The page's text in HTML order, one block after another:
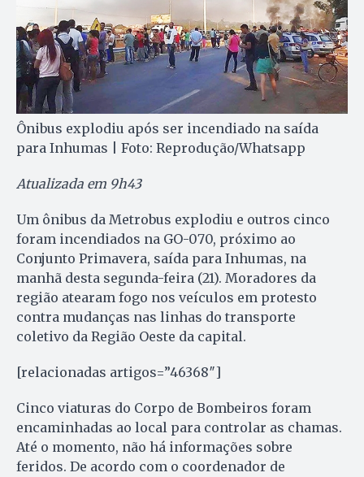
Ônibus explodiu após ser incendiado na saída
para Inhumas | Foto: Reprodução/Whatsapp
Atualizada em 9h43
Um ônibus da Metrobus explodiu e outros cinco
foram incendiados na GO-070, próximo ao
Conjunto Primavera, saída para Inhumas, na
manhã desta segunda-feira (21). Moradores da
região atearam fogo nos veículos em protesto
contra mudanças nas linhas do transporte
coletivo da Região Oeste da capital.
[relacionadas artigos=”46368″]
Cinco viaturas do Corpo de Bombeiros foram
encaminhadas ao local para controlar as chamas.
Até o momento, não há informações sobre
feridos. De acordo com o coordenador de